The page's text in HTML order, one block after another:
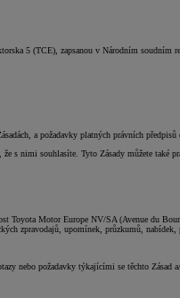
5 (TCE), zapsanou v Národním soudním
a požadavky platných právních
nimi souhlasíte. Tyto Zásady můžete také
Toyota Motor Europe NV/SA (Avenue du
zpravodajů, upomínek, průzkumů, nabídek,
nebo požadavky týkajícími se těchto Zásad